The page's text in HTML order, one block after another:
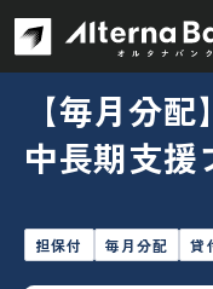
【毎月分
中長期支援
担保付 毎月分配 貸